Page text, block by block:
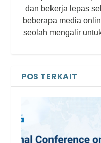
dan bekerja lepas
beberapa media
seolah mengalir
POS TERKAIT